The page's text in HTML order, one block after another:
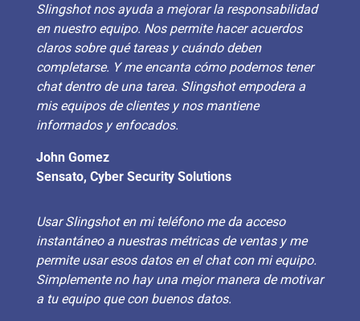
Slingshot nos ayuda a mejorar la responsabilidad
en nuestro equipo. Nos permite hacer acuerdos
claros sobre qué tareas y cuándo deben
completarse. Y me encanta cómo podemos tener
chat dentro de una tarea. Slingshot empodera a
mis equipos de clientes y nos mantiene
informados y enfocados.
John Gomez
Sensato, Cyber Security Solutions
Usar Slingshot en mi teléfono me da acceso
instantáneo a nuestras métricas de ventas y me
permite usar esos datos en el chat con mi equipo.
Simplemente no hay una mejor manera de motivar
a tu equipo que con buenos datos.